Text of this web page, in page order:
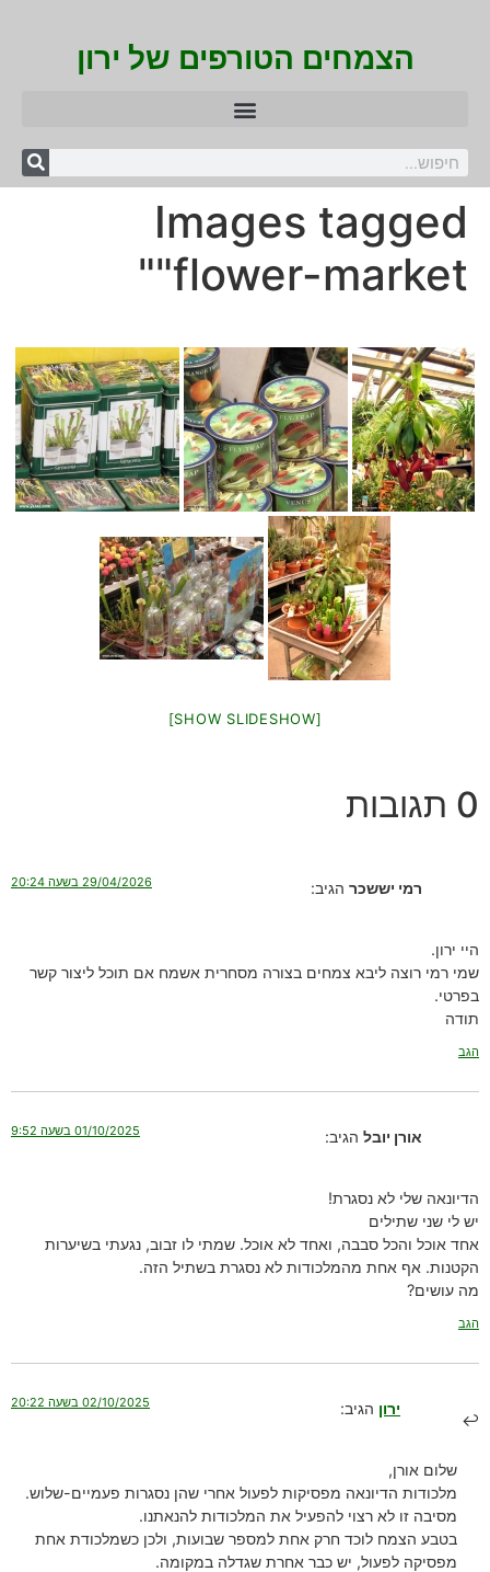
הצמחים הטורפים של ירון
Images tagged
"flower-market"
[SHOW SLIDESHOW]
0 תגובות
רמי יששכר הגיב: 29/04/2026 בשעה 20:24
היי ירון.
שמי רמי רוצה ליבא צמחים בצורה מסחרית אשמח אם תוכל ליצור קשר
בפרטי.
תודה
הגב
אורן יובל הגיב: 01/10/2025 בשעה 9:52
הדיונאה שלי לא נסגרת!
יש לי שני שתילים
אחד אוכל והכל סבבה, ואחד לא אוכל. שמתי לו זבוב, נגעתי בשיערות
הקטנות. אף אחת מהמלכודות לא נסגרת בשתיל הזה.
מה עושים?
הגב
ירון הגיב: 02/10/2025 בשעה 20:22
שלום אורן,
מלכודות הדיונאה מפסיקות לפעול אחרי שהן נסגרות פעמיים-שלוש.
מסיבה זו לא רצוי להפעיל את המלכודות להנאתנו.
בטבע הצמח לוכד חרק אחת למספר שבועות, ולכן כשמלכודת אחת
מפסיקה לפעול, יש כבר אחרת שגדלה במקומה.